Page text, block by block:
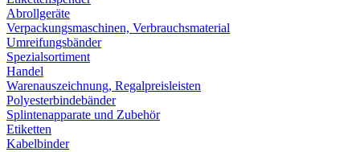
Abrollgeräte
Verpackungsmaschinen, Verbrauchsmaterial
Umreifungsbänder
Spezialsortiment
Handel
Warenauszeichnung, Regalpreisleisten
Polyesterbindebänder
Splintenapparate und Zubehör
Etiketten
Kabelbinder